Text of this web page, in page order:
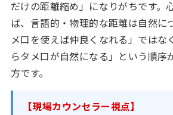
だけの距離縮め」になりがちです。
ば、言語的・物理的な距離は自然に
メ口を使えば仲良くなれる」ではな
らタメ口が自然になる」という順序
方です。
【現場カウンセラー視点】